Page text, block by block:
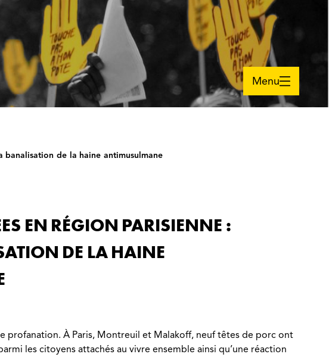
Menu
banalisation de la haine antimusulmane
EN RÉGION PARISIENNE :
DE LA HAINE
profanation. À Paris, Montreuil et Malakoff, neuf têtes de porc ont
les citoyens attachés au vivre ensemble ainsi qu’une réaction